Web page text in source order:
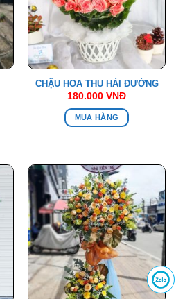
CHẬU HOA THU HẢI ĐƯỜNG
180.000 VNĐ
MUA HÀNG